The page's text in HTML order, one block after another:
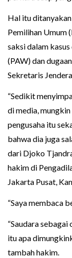
Hal itu
Pemilihan Umum
saksi dalam
(PAW) dan
Sekretaris
“Sedikit
di media,
pengusaha itu
bahwa dia juga
dari Djoko
hakim di
Jakarta Pusat,
“Saya membaca
“Saudara
itu apa
tambah hakim.